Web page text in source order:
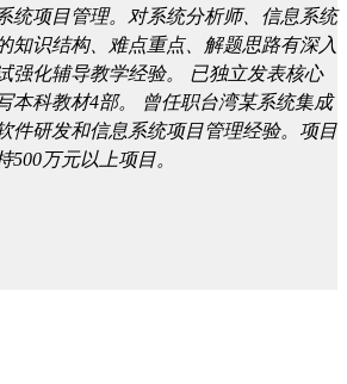
统项目管理。对系统分析师、信息系统
知识结构、难点重点、解题思路有深入
强化辅导教学经验。 已独立发表核心
本科教材4部。 曾任职台湾某系统集成
件研发和信息系统项目管理经验。项目
万元以上项目。